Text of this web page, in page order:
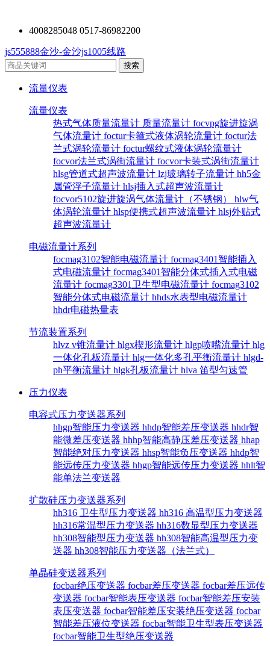
4008285048 0517-86982200
js555888金沙-金沙js1005线路
流量仪表
流量仪表
热式气体质量流量计 质量流量计 focvpg旋进旋涡
气体流量计 foctur卡箍式液体涡轮流量计 foctur法
兰式涡轮流量计 foctur螺纹式液体涡轮流量计
focvor法兰式涡街流量计 focvor卡装式涡街流量计
hlsg管道式超声波流量计 lzj玻璃转子流量计 hh5金
属管浮子流量计 hlsj插入式超声波流量计
focvor5102旋进旋涡气体流量计（不锈钢） hlw气
体涡轮流量计 hlsp便携式超声波流量计 hlsj外贴式
超声波流量计
电磁流量计系列
focmag3102智能电磁流量计 focmag3401智能插入
式电磁流量计 focmag3401智能分体式插入式电磁
流量计 focmag3301卫生型电磁流量计 focmag3102
智能分体式电磁流量计 hhds水表型电磁流量计
hhdr电磁热量表
节流装置系列
hlvz v锥流量计 hlgx楔形流量计 hlgp喷嘴流量计 hlg
一体化孔板流量计 hlg一体化多孔平衡流量计 hlgd-
ph平衡流量计 hlgk孔板流量计 hlva 笛型匀速管
压力仪表
电容式压力变送器系列
hhgp智能压力变送器 hhdp智能差压变送器 hhdr智
能微差压变送器 hhhp智能高静压差压变送器 hhap
智能绝对压力变送器 hhsp智能负压变送器 hhdp智
能远传压力变送器 hhgp智能远传压力变送器 hhlt智
能单法兰变送器
扩散硅压力变送器系列
hh316 卫生型压力变送器 hh316 高温型压力变送器
hh316常温型压力变送器 hh316数显型压力变送器
hh308智能型压力变送器 hh308智能高温型压力变
送器 hh308智能压力变送器（法兰式）
单晶硅变送器系列
focbar绝压变送器 focbar差压变送器 focbar差压远传
变送器 focbar智能表压变送器 focbar智能差压安装
表压变送器 focbar智能差压安装绝压变送器 focbar
智能差压液位变送器 focbar智能卫生型表压变送器
focbar智能卫生型绝压变送器